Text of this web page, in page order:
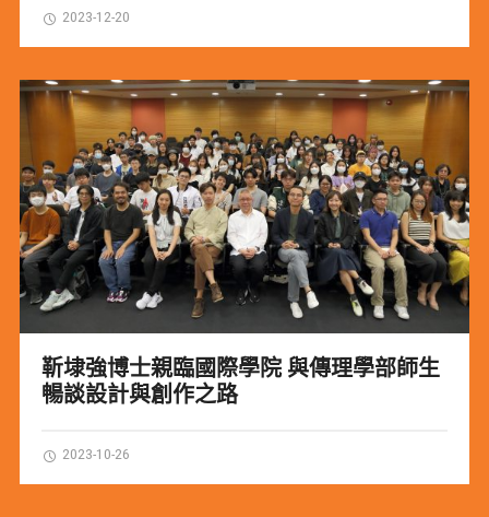
2023-12-20
靳埭強博士親臨國際學院 與傳理學部師生
暢談設計與創作之路
2023-10-26